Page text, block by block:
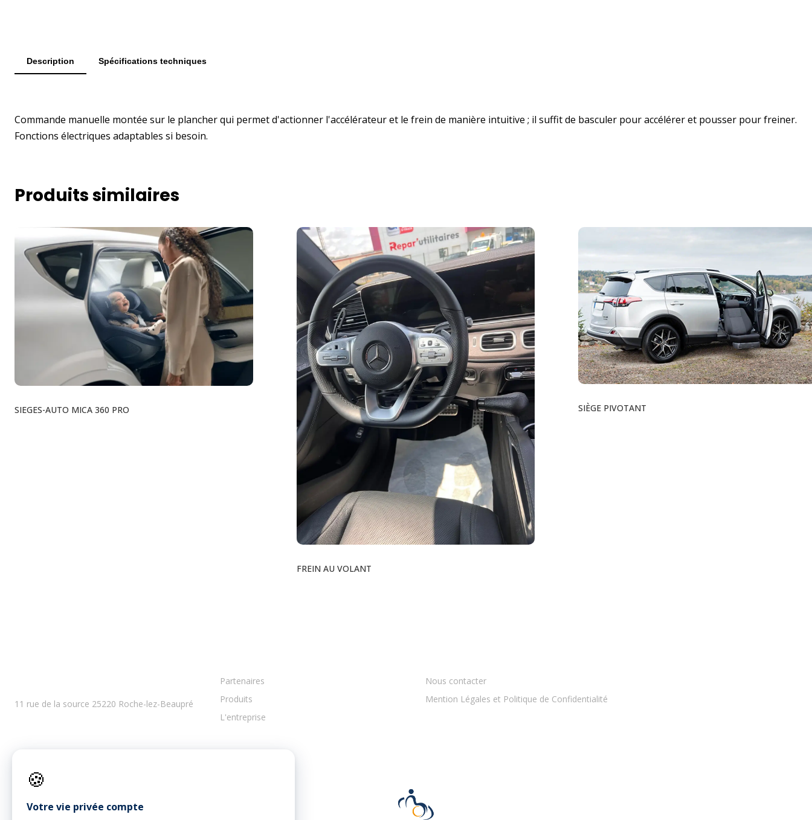
Description Spécifications techniques
Commande manuelle montée sur le plancher qui permet d'actionner l'accélérateur et le frein de manière intuitive ; il suffit de basculer pour accélérer et pousser pour freiner.
Fonctions électriques adaptables si besoin.
Produits similaires
SIEGES-AUTO MICA 360 PRO
FREIN AU VOLANT
SIÈGE PIVOTANT
11 rue de la source 25220 Roche-lez-Beaupré
Partenaires
Produits
L'entreprise
Nous contacter
Mention Légales et Politique de Confidentialité
🍪
Votre vie privée compte